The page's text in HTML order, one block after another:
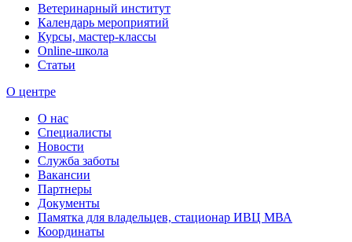
Ветеринарный институт
Календарь мероприятий
Курсы, мастер-классы
Online-школа
Статьи
О центре
О нас
Специалисты
Новости
Служба заботы
Вакансии
Партнеры
Документы
Памятка для владельцев, стационар ИВЦ МВА
Координаты